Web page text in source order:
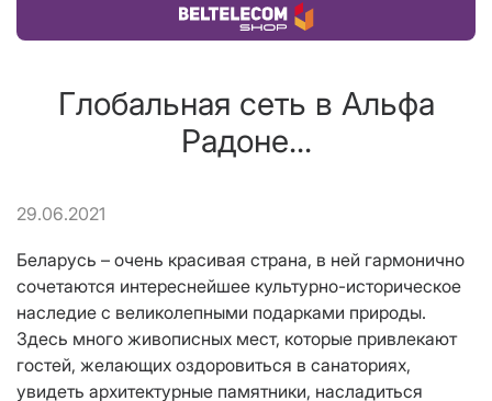
Купіць тавар
Глобальная сеть в Альфа
Радоне...
29.06.2021
Беларусь – очень красивая страна, в ней гармонично
сочетаются интереснейшее культурно-историческое
наследие с великолепными подарками природы.
Здесь много живописных мест, которые привлекают
гостей, желающих оздоровиться в санаториях,
увидеть архитектурные памятники, насладиться